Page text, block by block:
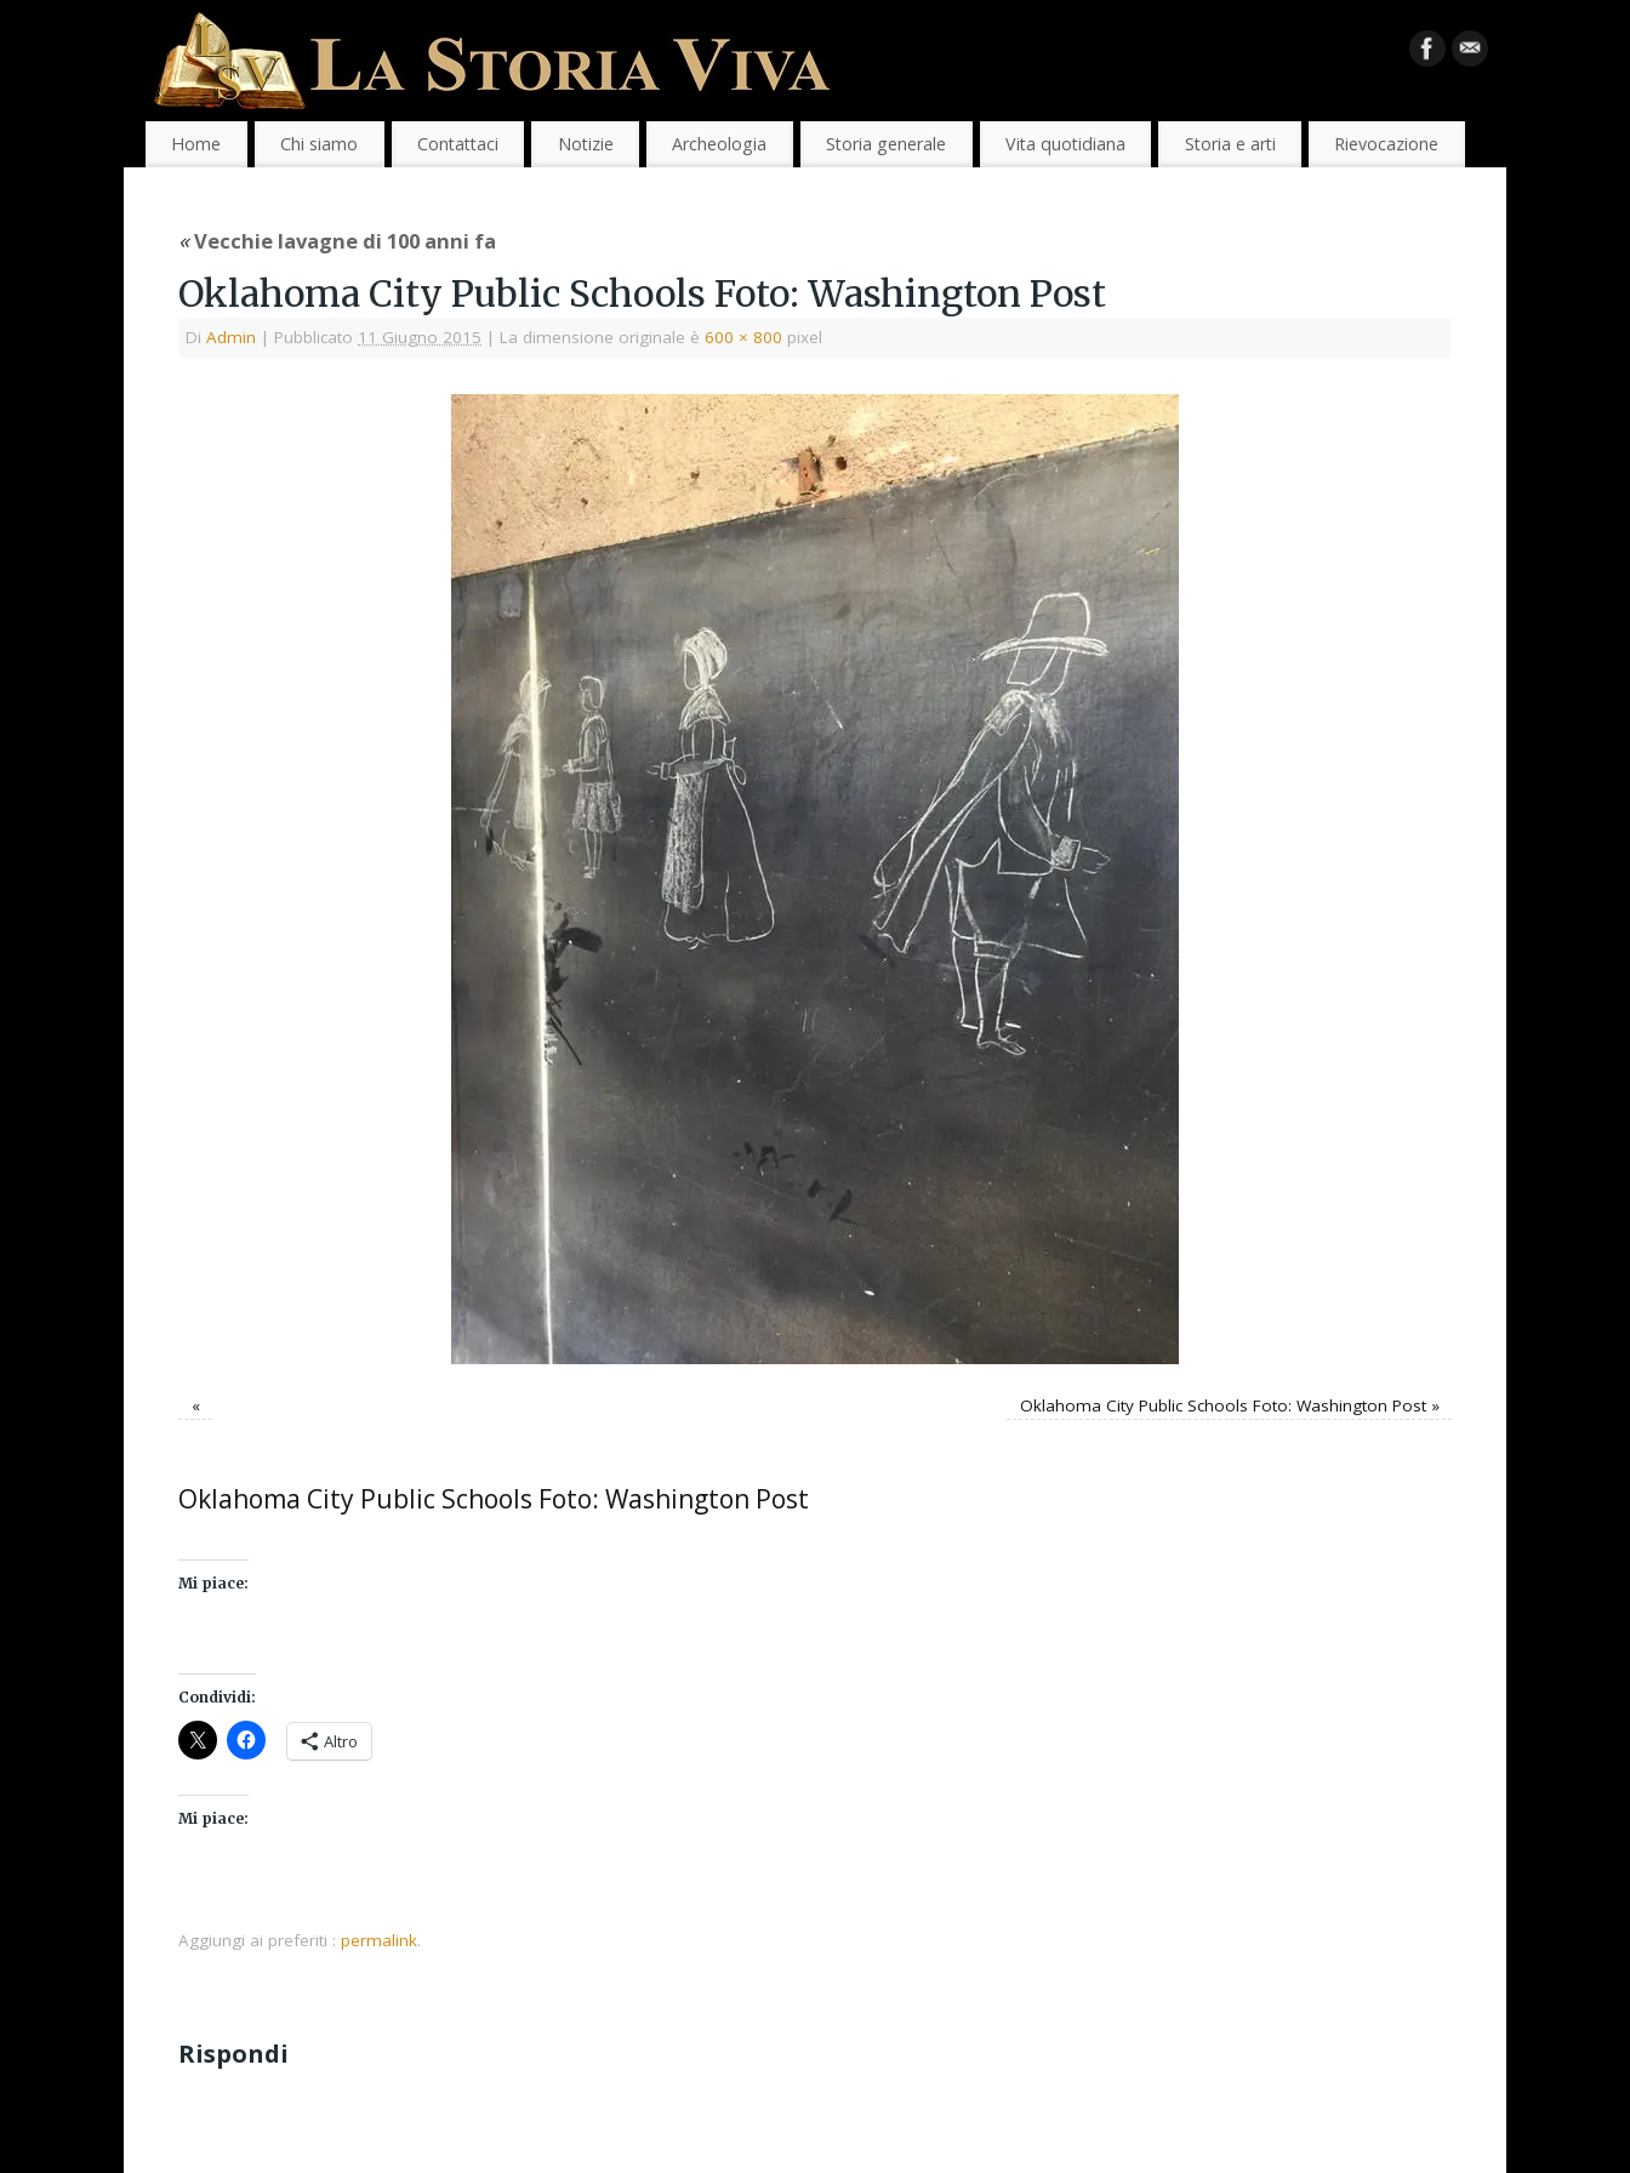
Home Chi siamo Contattaci Notizie Archeologia Storia generale Vita quotidiana Storia e arti Rievocazione
«Vecchie lavagne di 100 anni fa
Oklahoma City Public Schools Foto: Washington Post
Di Admin | Pubblicato 11 Giugno 2015 | La dimensione originale è 600 × 800 pixel
« Oklahoma City Public Schools Foto: Washington Post»
Oklahoma City Public Schools Foto: Washington Post
Mi piace:
Condividi:
Altro
Mi piace:
Aggiungi ai preferiti : permalink.
Rispondi